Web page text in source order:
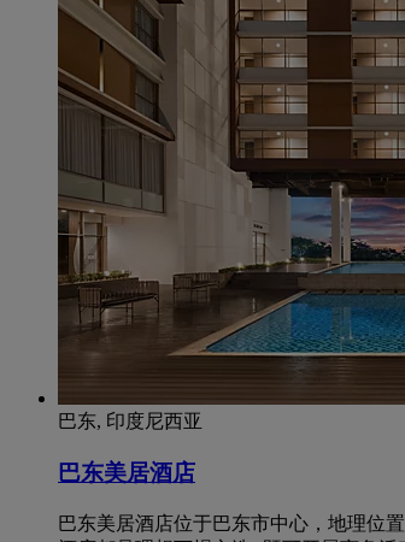
巴东, 印度尼西亚
巴东美居酒店
巴东美居酒店位于巴东市中心，地理位